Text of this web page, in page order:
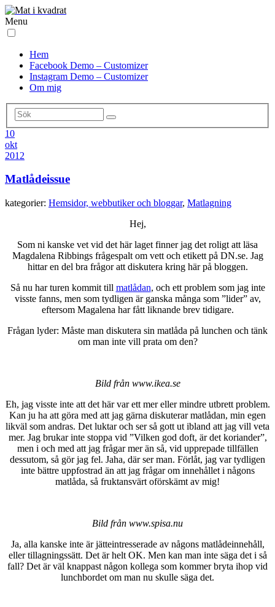
Menu
Hem
Facebook Demo – Customizer
Instagram Demo – Customizer
Om mig
10
okt
2012
Matlådeissue
kategorier: Hemsidor, webbutiker och bloggar, Matlagning
Hej,
Som ni kanske vet vid det här laget finner jag det roligt att läsa
Magdalena Ribbings frågespalt om vett och etikett på DN.se. Jag
hittar en del bra frågor att diskutera kring här på bloggen.
Så nu har turen kommit till matlådan, och ett problem som jag inte
visste fanns, men som tydligen är ganska många som ”lider” av,
eftersom Magalena har fått liknande brev tidigare.
Frågan lyder: Måste man diskutera sin matlåda på lunchen och tänk
om man inte vill prata om den?
Bild från www.ikea.se
Eh, jag visste inte att det här var ett mer eller mindre utbrett problem.
Kan ju ha att göra med att jag gärna diskuterar matlådan, min egen
likväl som andras. Det luktar och ser så gott ut ibland att jag vill veta
mer. Jag brukar inte stoppa vid ”Vilken god doft, är det koriander”,
men i och med att jag frågar mer än så, vid upprepade tillfällen
dessutom, så gör jag fel. Jaha, där ser man. Förlåt, jag var tydligen
inte bättre uppfostrad än att jag frågar om innehållet i någons
matlåda, så fruktansvärt oförskämt av mig!
Bild från www.spisa.nu
Ja, alla kanske inte är jätteintresserade av någons matlådeinnehåll,
eller tillagningssätt. Det är helt OK. Men kan man inte säga det i så
fall? Det är väl knappast någon kollega som kommer bryta ihop vid
lunchbordet om man nu skulle säga det.